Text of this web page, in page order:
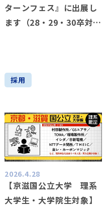
ターンフェス』に出展し
ます（28・29・30卒対
採用
2026.4.28
【京滋国公立大学 理系
大学生・大学院生対象】